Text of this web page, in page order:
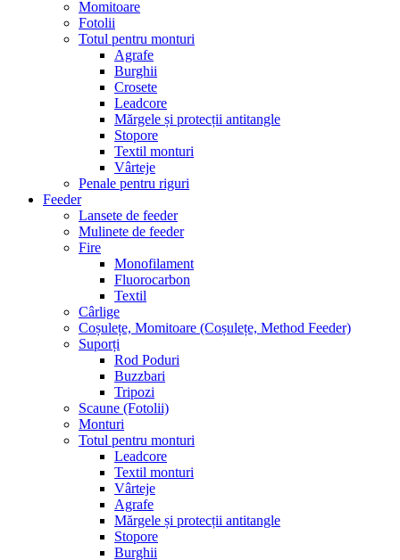
Momitoare
Fotolii
Totul pentru monturi
Agrafe
Burghii
Crosete
Leadcore
Mărgele și protecții antitangle
Stopore
Textil monturi
Vârteje
Penale pentru riguri
Feeder
Lansete de feeder
Mulinete de feeder
Fire
Monofilament
Fluorocarbon
Textil
Cârlige
Coșulețe, Momitoare (Coșulețe, Method Feeder)
Suporți
Rod Poduri
Buzzbari
Tripozi
Scaune (Fotolii)
Monturi
Totul pentru monturi
Leadcore
Textil monturi
Vârteje
Agrafe
Mărgele și protecții antitangle
Stopore
Burghii